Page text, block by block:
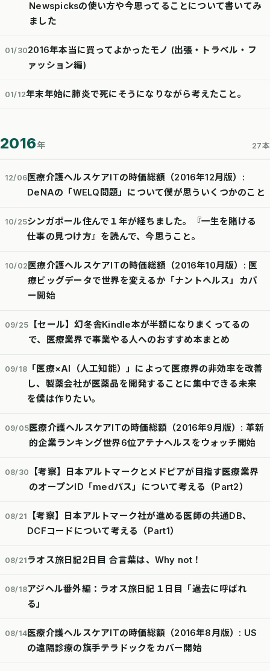
Newspicksの使い方や今思ってることについて書いてみ
ました
01/302016年本当に買ってよかったモノ (出張・トラベル・フ
ァッション編)
01/12年末年始に肺炎で死にそうになりながら考えたこと。
2016年 27本
12/06医療介護ヘルスケアITの時価総額（2016年12月版）:
DeNAの「WELQ問題」について僕が思ういくつかのこと
10/25シンガポール住んで１年が経ちました。『一生を賭ける
仕事の見つけ方』を読んで、今思うこと。
10/02医療介護ヘルスケアITの時価総額（2016年10月版）: 医
療ビッグデータで世界を変えるか「ナントヘルス」カバ
ー開始
09/25
【セール】幻冬舎Kindle本が半額になりまくってるの
で、医療業界で事業やる人へのおすすめ本まとめ
09/18 「医療×AI（人工知能）」によって医療界の非効率を改善
し、製薬会社が医薬品を開発することに集中できる未来
を僕は作りたい。
09/05医療介護ヘルスケアITの時価総額（2016年9月版）: 革新
的企業ランキング世界6位アテナヘルスをウォッチ開始
08/30
【考察】日本アルトマークとメドピアが目指す医療業界
のオープンID「medパス」について考える（Part2）
08/21
【考察】日本アルトマーク社が進める医師の共通DB、
DCFコードについて考える（Part1）
08/21ラオス旅日記2日目 合言葉は、Why not！
08/18アジヘル番外編：ラオス旅日記１日目「過去に呼ばれ
る」
08/14医療介護ヘルスケアITの時価総額（2016年8月版）: US
の遠隔診療の旗手テラドックをカバー開始